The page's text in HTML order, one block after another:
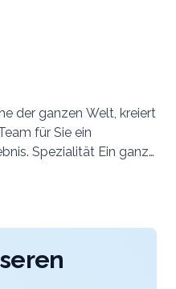
von unserem
der ganzen Welt, kreiert
für Sie ein
ganz
von unserem